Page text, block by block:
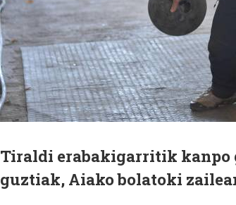
Tiraldi erabakigarritik kanpo
guztiak, Aiako bolatoki